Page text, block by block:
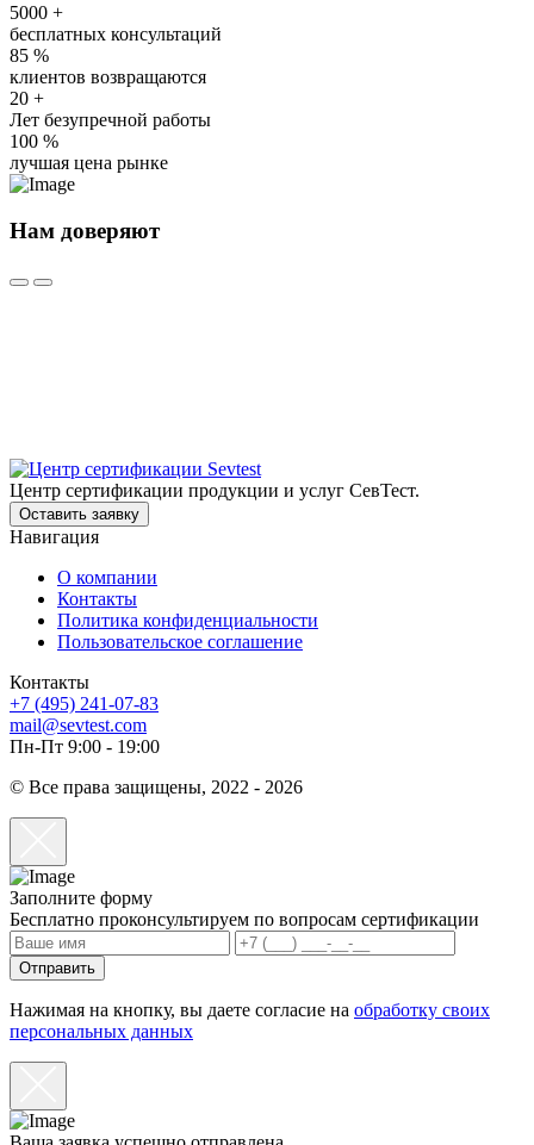
5000 +
бесплатных консультаций
85 %
клиентов возвращаются
20 +
Лет безупречной работы
100 %
лучшая цена рынке
Нам доверяют
Центр сертификации продукции и услуг СевТест.
Оставить заявку
Навигация
О компании
Контакты
Политика конфиденциальности
Пользовательское соглашение
Контакты
+7 (495) 241-07-83
mail@sevtest.com
Пн-Пт 9:00 - 19:00
© Все права защищены, 2022 - 2026
Заполните форму
Бесплатно проконсультируем по вопросам сертификации
Отправить
Нажимая на кнопку, вы даете согласие на обработку своих
персональных данных